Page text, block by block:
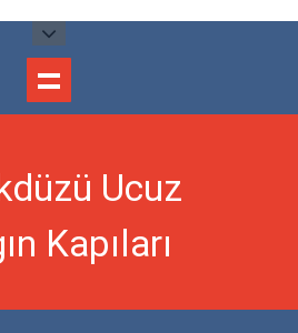
Ucuz
Kapıları